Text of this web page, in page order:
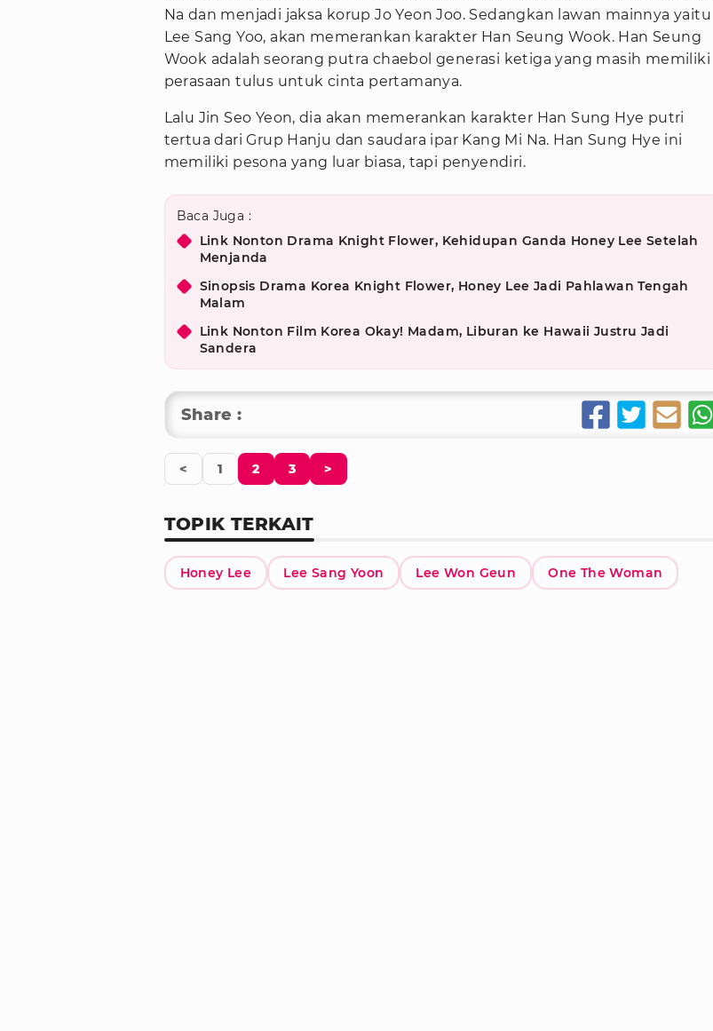
Na dan menjadi jaksa korup Jo Yeon Joo. Sedangkan lawan mainnya yaitu
Lee Sang Yoo, akan memerankan karakter Han Seung Wook. Han Seung
Wook adalah seorang putra chaebol generasi ketiga yang masih memiliki
perasaan tulus untuk cinta pertamanya.
Lalu Jin Seo Yeon, dia akan memerankan karakter Han Sung Hye putri
tertua dari Grup Hanju dan saudara ipar Kang Mi Na. Han Sung Hye ini
memiliki pesona yang luar biasa, tapi penyendiri.
Baca Juga :
Link Nonton Drama Knight Flower, Kehidupan Ganda Honey Lee Setelah
Menjanda
Sinopsis Drama Korea Knight Flower, Honey Lee Jadi Pahlawan Tengah
Malam
Link Nonton Film Korea Okay! Madam, Liburan ke Hawaii Justru Jadi
Sandera
Share :
< 1 2 3 >
TOPIK TERKAIT
Honey Lee Lee Sang Yoon Lee Won Geun One The Woman